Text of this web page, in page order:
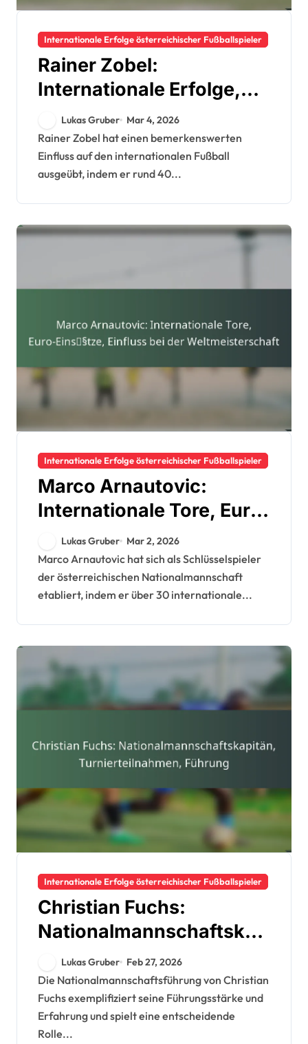
Internationale Erfolge österreichischer Fußballspieler
Rainer Zobel:
Internationale Erfolge,
Einsätze, Beiträge
Lukas Gruber Mar 4, 2026
Rainer Zobel hat einen bemerkenswerten
Einfluss auf den internationalen Fußball
ausgeübt, indem er rund 40...
Internationale Erfolge österreichischer Fußballspieler
Marco Arnautovic:
Internationale Tore, Euro-
Einsätze, Einfluss bei der
Weltmeisterschaft
Lukas Gruber Mar 2, 2026
Marco Arnautovic hat sich als Schlüsselspieler
der österreichischen Nationalmannschaft
etabliert, indem er über 30 internationale...
Internationale Erfolge österreichischer Fußballspieler
Christian Fuchs:
Nationalmannschaftskap
itän, Turnierteilnahmen,
Führung
Lukas Gruber Feb 27, 2026
Die Nationalmannschaftsführung von Christian
Fuchs exemplifiziert seine Führungsstärke und
Erfahrung und spielt eine entscheidende
Rolle...